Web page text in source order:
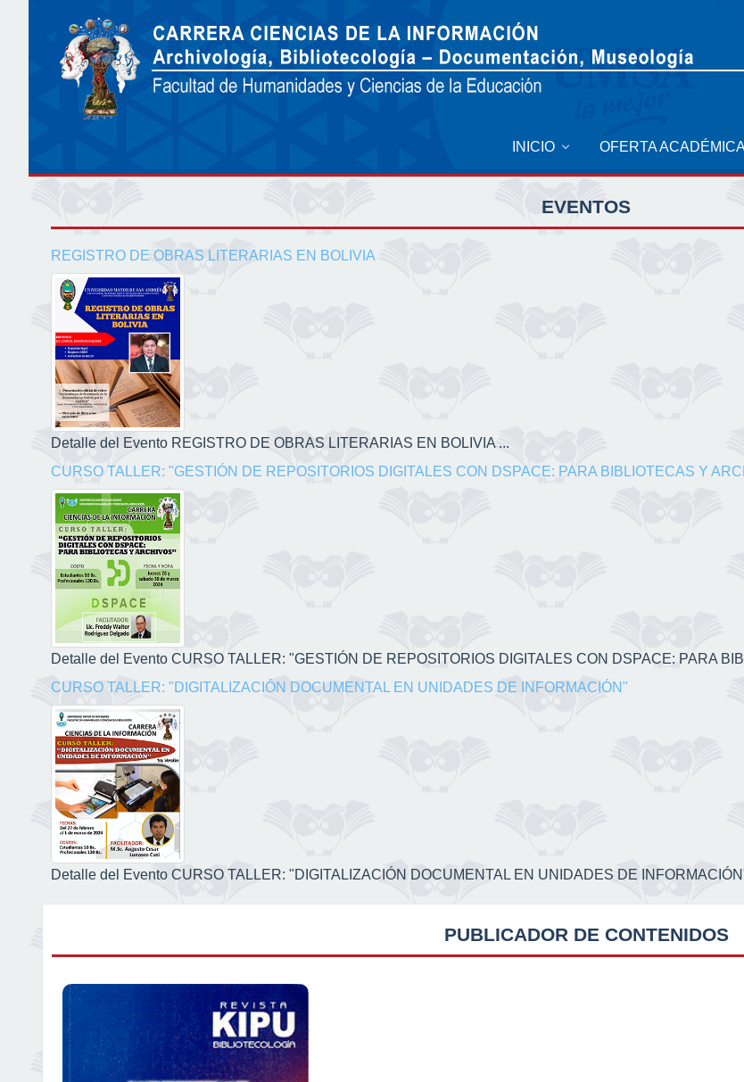
INICIO OFERTA
EVENTOS
REGISTRO DE OBRAS LITERARIAS EN BOLIVIA
Detalle del Evento REGISTRO DE OBRAS LITERARIAS EN BOLIVIA ...
CURSO TALLER: "GESTIÓN DE REPOSITORIOS DIGITALES CON DSPACE: PARA BIBLIOTECAS Y
Detalle del Evento CURSO TALLER: "GESTIÓN DE REPOSITORIOS DIGITALES CON DSPACE: PARA
CURSO TALLER: "DIGITALIZACIÓN DOCUMENTAL EN UNIDADES DE INFORMACIÓN"
Detalle del Evento CURSO TALLER: "DIGITALIZACIÓN DOCUMENTAL EN UNIDADES DE
PUBLICADOR DE CONTENIDOS